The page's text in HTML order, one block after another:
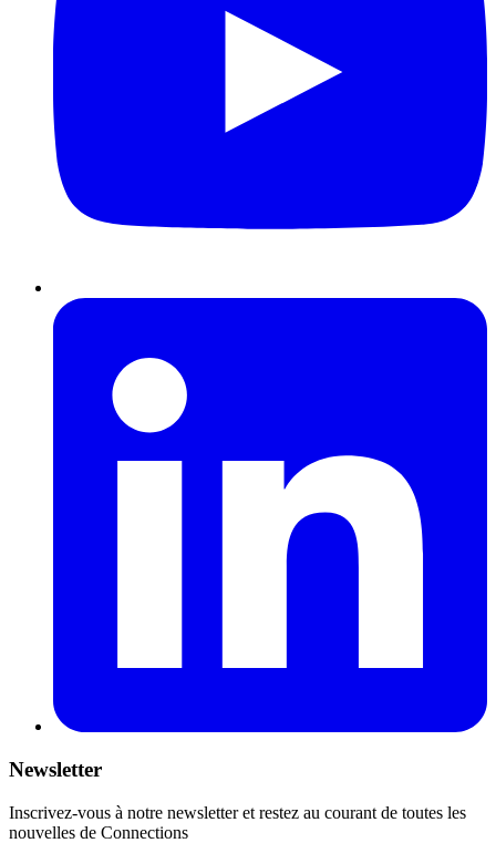
Newsletter
Inscrivez-vous à notre newsletter et restez au courant de toutes les
nouvelles de Connections